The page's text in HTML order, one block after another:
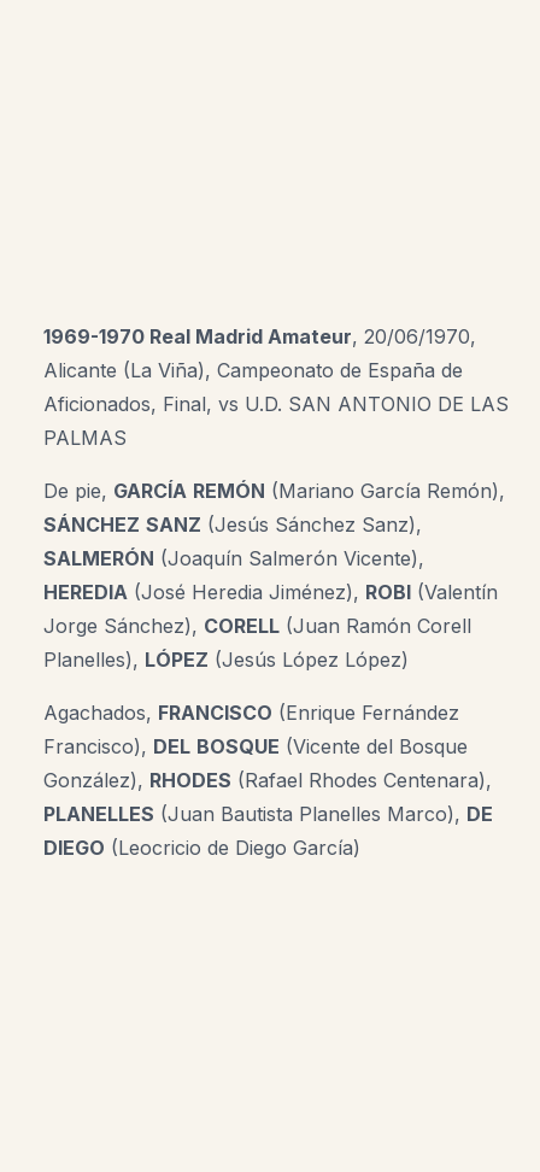
1969-1970 Real Madrid Amateur, 20/06/1970,
Alicante (La Viña), Campeonato de España de
Aficionados, Final, vs U.D. SAN ANTONIO DE LAS
PALMAS
De pie, GARCÍA REMÓN (Mariano García Remón),
SÁNCHEZ SANZ (Jesús Sánchez Sanz),
SALMERÓN (Joaquín Salmerón Vicente),
HEREDIA (José Heredia Jiménez), ROBI (Valentín
Jorge Sánchez), CORELL (Juan Ramón Corell
Planelles), LÓPEZ (Jesús López López)
Agachados, FRANCISCO (Enrique Fernández
Francisco), DEL BOSQUE (Vicente del Bosque
González), RHODES (Rafael Rhodes Centenara),
PLANELLES (Juan Bautista Planelles Marco), DE
DIEGO (Leocricio de Diego García)